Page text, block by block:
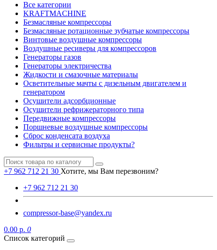
Все категории
KRAFTMACHINE
Безмасляные компрессоры
Безмасляные ротационные зубчатые компрессоры
Винтовые воздушные компрессоры
Воздушные ресиверы для компрессоров
Генераторы газов
Генераторы электричества
Жидкости и смазочные материалы
Осветительные мачты с дизельным двигателем и
генератором
Осушители адсорбционные
Осушители рефрижераторного типа
Передвижные компрессоры
Поршневые воздушные компрессоры
Сброс конденсата воздуха
Фильтры и сервисные продукты?
+7 962 712 21 30 Хотите, мы Вам перезвоним?
+7 962 712 21 30
compressor-base@yandex.ru
0.00 р. 0
Список категорий